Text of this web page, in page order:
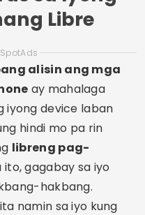
Libre
alisin ang mga
ay mahalaga
device laban
hindi mo pa rin
libreng pag-
gagabay sa iyo
hakbang.
namin sa iyo kung